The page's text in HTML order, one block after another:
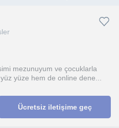
mezunuyum ve çocuklarla
yüze hem de online dene...
Ücretsiz iletişime geç